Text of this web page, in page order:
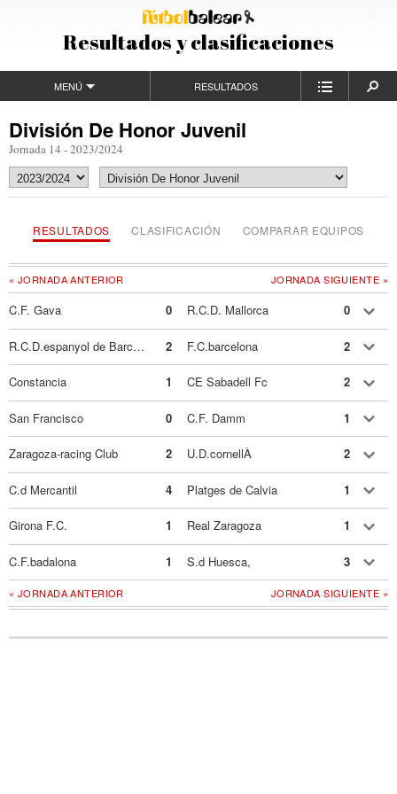
Resultados y clasificaciones
MENÚ RESULTADOS
División De Honor Juvenil
Jornada 14 - 2023/2024
RESULTADOS CLASIFICACIÓN COMPARAR EQUIPOS
JORNADA SIGUIENTE »
« JORNADA ANTERIOR
C.F. Gava 0 R.C.D. Mallorca 0
R.C.D.espanyol de Barcelona 2 F.C.barcelona 2
Constancia 1 CE Sabadell Fc 2
San Francisco 0 C.F. Damm 1
Zaragoza-racing Club 2 U.D.cornellÀ 2
C.d Mercantil 4 Platges de Calvia 1
Girona F.C. 1 Real Zaragoza 1
C.F.badalona 1 S.d Huesca, 3
JORNADA SIGUIENTE »
« JORNADA ANTERIOR